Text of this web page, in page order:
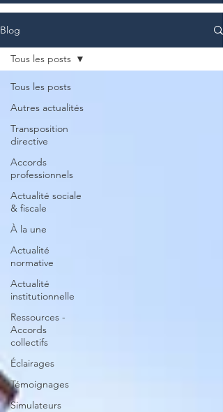
Blog
Tous les posts
Autres actualités
Transposition
directive
Accords
professionnels
Actualité sociale
& fiscale
À la une
Actualité
normative
Actualité
institutionnelle
Ressources -
Accords
collectifs
Éclairages
Témoignages
Simulateurs
Tous les posts